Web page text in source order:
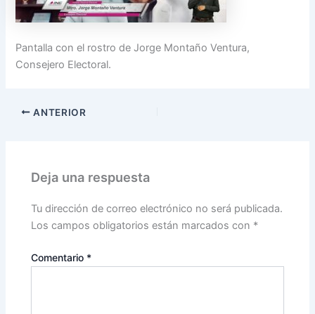
Pantalla con el rostro de Jorge Montaño Ventura,
Consejero Electoral.
ANTERIOR
Deja una respuesta
Tu dirección de correo electrónico no será publicada.
Los campos obligatorios están marcados con *
Comentario *